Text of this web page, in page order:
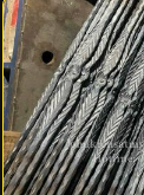
+